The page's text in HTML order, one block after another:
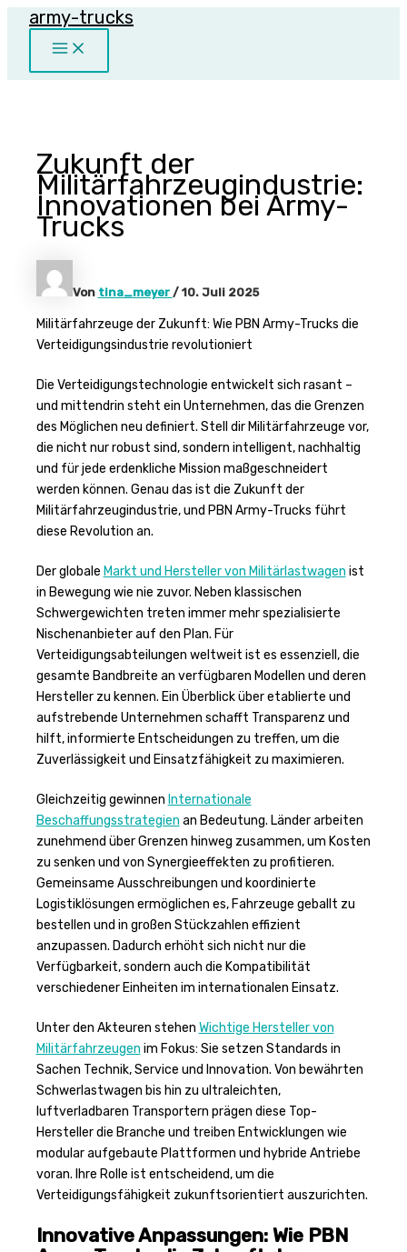
Zum
springen
army-trucks
Main
Zukunft der
Militärfahrzeugindustrie:
Innovationen bei Army-
Trucks
Von tina_meyer / 10. Juli 2025
Militärfahrzeuge der Zukunft: Wie PBN Army-Trucks die
Verteidigungsindustrie revolutioniert
Die Verteidigungstechnologie entwickelt sich rasant –
und mittendrin steht ein Unternehmen, das die Grenzen
des Möglichen neu definiert. Stell dir Militärfahrzeuge vor,
die nicht nur robust sind, sondern intelligent, nachhaltig
und für jede erdenkliche Mission maßgeschneidert
werden können. Genau das ist die Zukunft der
Militärfahrzeugindustrie, und PBN Army-Trucks führt
diese Revolution an.
Der globale Markt und Hersteller von Militärlastwagen ist
in Bewegung wie nie zuvor. Neben klassischen
Schwergewichten treten immer mehr spezialisierte
Nischenanbieter auf den Plan. Für
Verteidigungsabteilungen weltweit ist es essenziell, die
gesamte Bandbreite an verfügbaren Modellen und deren
Hersteller zu kennen. Ein Überblick über etablierte und
aufstrebende Unternehmen schafft Transparenz und
hilft, informierte Entscheidungen zu treffen, um die
Zuverlässigkeit und Einsatzfähigkeit zu maximieren.
Gleichzeitig gewinnen Internationale
Beschaffungsstrategien an Bedeutung. Länder arbeiten
zunehmend über Grenzen hinweg zusammen, um Kosten
zu senken und von Synergieeffekten zu profitieren.
Gemeinsame Ausschreibungen und koordinierte
Logistiklösungen ermöglichen es, Fahrzeuge geballt zu
bestellen und in großen Stückzahlen effizient
anzupassen. Dadurch erhöht sich nicht nur die
Verfügbarkeit, sondern auch die Kompatibilität
verschiedener Einheiten im internationalen Einsatz.
Unter den Akteuren stehen Wichtige Hersteller von
Militärfahrzeugen im Fokus: Sie setzen Standards in
Sachen Technik, Service und Innovation. Von bewährten
Schwerlastwagen bis hin zu ultraleichten,
luftverladbaren Transportern prägen diese Top-
Hersteller die Branche und treiben Entwicklungen wie
modular aufgebaute Plattformen und hybride Antriebe
voran. Ihre Rolle ist entscheidend, um die
Verteidigungsfähigkeit zukunftsorientiert auszurichten.
Innovative Anpassungen: Wie PBN